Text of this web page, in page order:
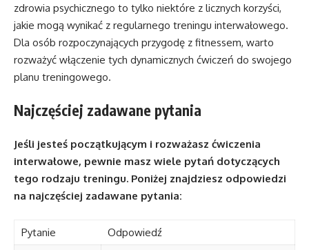
zdrowia psychicznego to tylko niektóre z licznych korzyści,
jakie mogą wynikać z regularnego treningu interwałowego.
Dla osób rozpoczynających przygodę z fitnessem, warto
rozważyć włączenie tych dynamicznych ćwiczeń do swojego
planu treningowego.
Najczęściej zadawane pytania
Jeśli jesteś początkującym i rozważasz ćwiczenia
interwałowe, pewnie masz wiele pytań dotyczących
tego rodzaju treningu. Poniżej znajdziesz odpowiedzi
na najczęściej zadawane pytania:
Pytanie Odpowiedź